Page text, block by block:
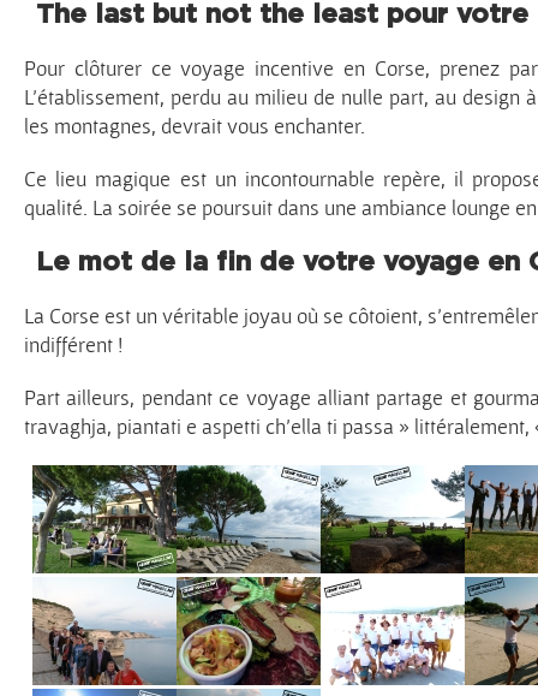
The last but not the least pour votre
Pour clôturer ce voyage incentive en Corse, prenez
L’établissement, perdu au milieu de nulle part, au
les montagnes, devrait vous enchanter.
Ce lieu magique est un incontournable repère, il
qualité. La soirée se poursuit dans une ambiance lounge
Le mot de la fin de votre voyage en
La Corse est un véritable joyau où se côtoient,
indifférent !
Part ailleurs, pendant ce voyage alliant partage et
travaghja, piantati e aspetti ch’ella ti passa »